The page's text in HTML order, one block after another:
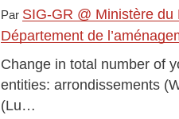
Par SIG-GR @ Ministère
Département de
Change in total number of
entities: arrondissements
(Lu…